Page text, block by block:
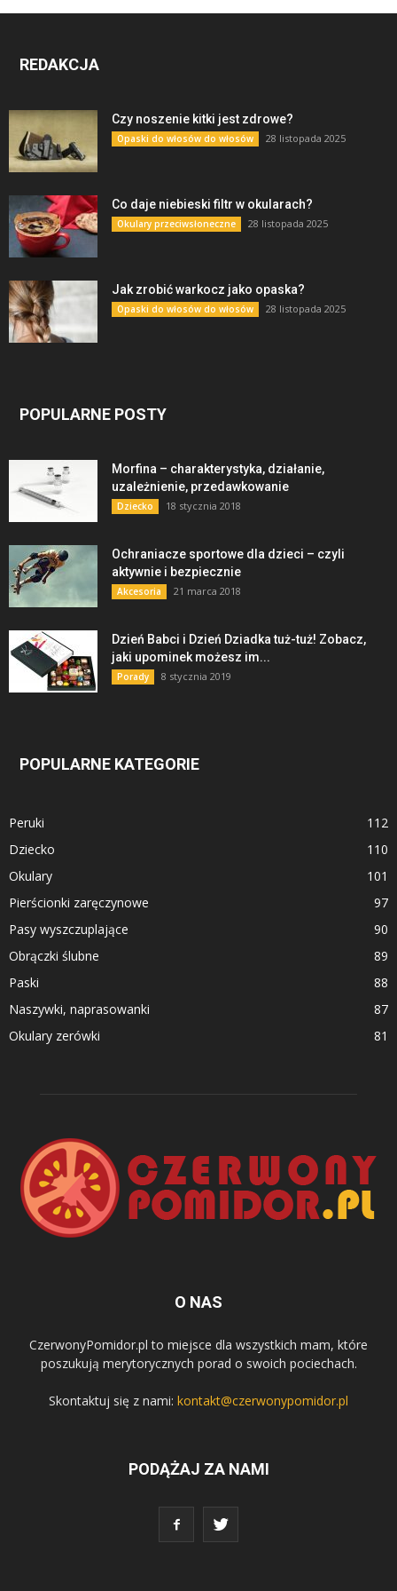
REDAKCJA
Czy noszenie kitki jest zdrowe?
Opaski do włosów do włosów 28 listopada 2025
Co daje niebieski filtr w okularach?
Okulary przeciwsłoneczne 28 listopada 2025
Jak zrobić warkocz jako opaska?
Opaski do włosów do włosów 28 listopada 2025
POPULARNE POSTY
Morfina – charakterystyka, działanie,
uzależnienie, przedawkowanie
Dziecko 18 stycznia 2018
Ochraniacze sportowe dla dzieci – czyli
aktywnie i bezpiecznie
Akcesoria 21 marca 2018
Dzień Babci i Dzień Dziadka tuż-tuż! Zobacz,
jaki upominek możesz im...
Porady 8 stycznia 2019
POPULARNE KATEGORIE
Peruki
112
Dziecko
110
Okulary
101
Pierścionki zaręczynowe
97
Pasy wyszczuplające
90
Obrączki ślubne
89
Paski
88
Naszywki, naprasowanki
87
Okulary zerówki
81
O NAS
CzerwonyPomidor.pl to miejsce dla wszystkich mam, które
poszukują merytorycznych porad o swoich pociechach.
Skontaktuj się z nami: kontakt@czerwonypomidor.pl
PODĄŻAJ ZA NAMI